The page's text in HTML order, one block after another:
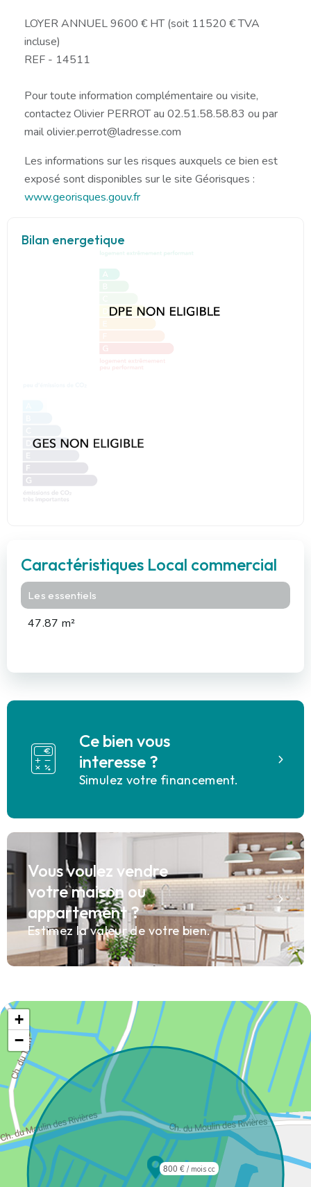
LOYER ANNUEL 9600 € HT (soit 11520 € TVA
incluse)
REF - 14511
Pour toute information complémentaire ou visite,
contactez Olivier PERROT au 02.51.58.58.83 ou par
mail olivier.perrot@ladresse.com
Les informations sur les risques auxquels ce bien est
exposé sont disponibles sur le site Géorisques :
www.georisques.gouv.fr
Bilan energetique
Caractéristiques Local commercial
Les essentiels
47.87 m²
Ce bien vous
interesse ?
Simulez votre financement.
Vous voulez vendre
votre maison ou
appartement ?
Estimez la valeur de votre bien.
800 € / mois cc
+
−